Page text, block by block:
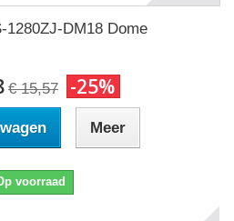
1280ZJ-DM18 Dome
€ 15,57 -25%
Meer
voorraad